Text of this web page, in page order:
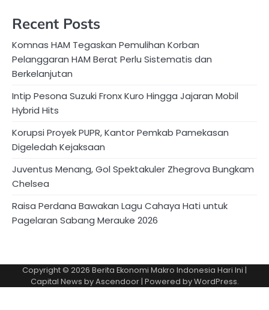
Recent Posts
Komnas HAM Tegaskan Pemulihan Korban
Pelanggaran HAM Berat Perlu Sistematis dan
Berkelanjutan
Intip Pesona Suzuki Fronx Kuro Hingga Jajaran Mobil
Hybrid Hits
Korupsi Proyek PUPR, Kantor Pemkab Pamekasan
Digeledah Kejaksaan
Juventus Menang, Gol Spektakuler Zhegrova Bungkam
Chelsea
Raisa Perdana Bawakan Lagu Cahaya Hati untuk
Pagelaran Sabang Merauke 2026
Copyright © 2026 Berita Ekonomi Makro Indonesia Hari Ini |
Capital News byAscendoor| Powered byWordPress.